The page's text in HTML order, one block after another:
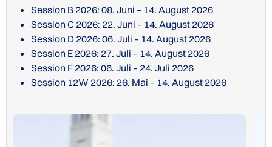
Session B 2026: 08. Juni – 14. August 2026
Session C 2026: 22. Juni – 14. August 2026
Session D 2026: 06. Juli – 14. August 2026
Session E 2026: 27. Juli – 14. August 2026
Session F 2026: 06. Juli – 24. Juli 2026
Session 12W 2026: 26. Mai – 14. August 2026